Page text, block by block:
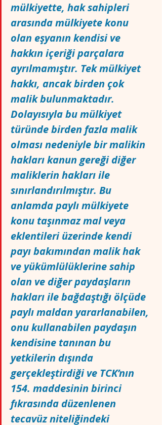
mülkiyette, hak sahipleri
arasında mülkiyete konu
olan eşyanın kendisi ve
hakkın içeriği parçalara
ayrılmamıştır. Tek mülkiyet
hakkı, ancak birden çok
malik bulunmaktadır.
Dolayısıyla bu mülkiyet
türünde birden fazla malik
olması nedeniyle bir malikin
hakları kanun gereği diğer
maliklerin hakları ile
sınırlandırılmıştır. Bu
anlamda paylı mülkiyete
konu taşınmaz mal veya
eklentileri üzerinde kendi
payı bakımından malik hak
ve yükümlülüklerine sahip
olan ve diğer paydaşların
hakları ile bağdaştığı ölçüde
paylı maldan yararlanabilen,
onu kullanabilen paydaşın
kendisine tanınan bu
yetkilerin dışında
gerçekleştirdiği ve TCK’nın
154. maddesinin birinci
fıkrasında düzenlenen
tecavüz niteliğindeki